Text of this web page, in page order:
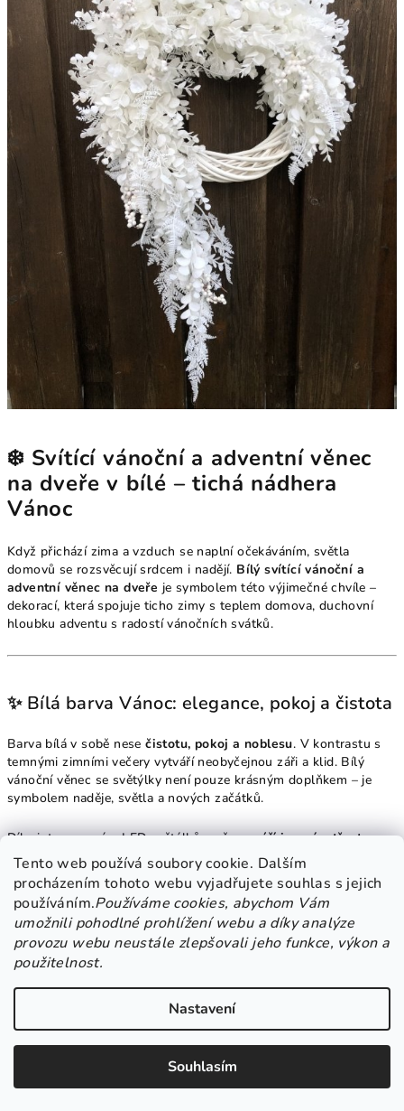
Tento web používá soubory cookie. Dalším
procházením tohoto webu vyjadřujete souhlas s jejich
používáním.Používáme cookies, abychom Vám
umožnili pohodlné prohlížení webu a díky analýze
provozu webu neustále zlepšovali jeho funkce, výkon a
použitelnost.
Nastavení
Souhlasím
❄️ Svítící vánoční a adventní věnec
na dveře v bílé – tichá nádhera
Vánoc
Když přichází zima a vzduch se naplní očekáváním, světla
domovů se rozsvěcují srdcem i nadějí. Bílý svítící vánoční a
adventní věnec na dveře je symbolem této výjimečné chvíle –
dekorací, která spojuje ticho zimy s teplem domova, duchovní
hloubku adventu s radostí vánočních svátků.
✨ Bílá barva Vánoc: elegance, pokoj a čistota
Barva bílá v sobě nesečistotu, pokoj a noblesu. V kontrastu s
temnými zimními večery vytváří neobyčejnou záři a klid. Bílý
vánoční věnec se světýlky není pouze krásným doplňkem – je
symbolem naděje, světla a nových začátků.
Díky integrovaným LED světýlkům věneczáří jemným třpytem,
jako čerstvě napadaný sníh pod svitem měsíce. Světýlka vytvářejí
útulnou a přívětivou atmosféru, která vítá každého hosta s
otevřeným srdcem.
🌟 Adventní význam a zimní krása v jednom
je více než jen ozdobou. V době adventu připomíná
očistu, očekávání a rodinnou blízkost, zatímco ve vánočním
čase se proměňuje v symbol radosti, lásky a světla.
Kombinacepřírodních větviček, sněhově bílých květů, šišek,